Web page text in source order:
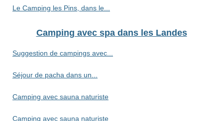
Le Camping les Pins, dans le...
Camping avec spa dans les Landes
Suggestion de campings avec...
Séjour de pacha dans un...
Camping avec sauna naturiste
Camping avec sauna naturiste